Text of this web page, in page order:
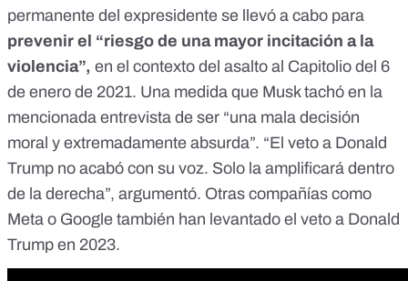
permanente del expresidente se llevó a cabo para
prevenir el “riesgo de una mayor incitación a la
violencia”, en el contexto del asalto al Capitolio del 6
de enero de 2021. Una medida que Musk tachó en la
mencionada entrevista de ser “una mala decisión
moral y extremadamente absurda”. “El veto a Donald
Trump no acabó con su voz. Solo la amplificará dentro
de la derecha”, argumentó. Otras compañías como
Meta o Google también han levantado el veto a Donald
Trump en 2023.